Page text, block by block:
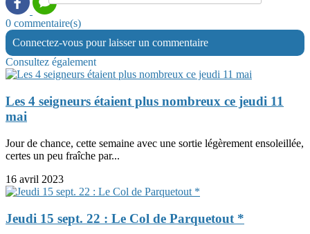
0 commentaire(s)
Connectez-vous pour laisser un commentaire
Consultez également
Les 4 seigneurs étaient plus nombreux ce jeudi 11
mai
Jour de chance, cette semaine avec une sortie légèrement ensoleillée,
certes un peu fraîche par...
16 avril 2023
Jeudi 15 sept. 22 : Le Col de Parquetout *